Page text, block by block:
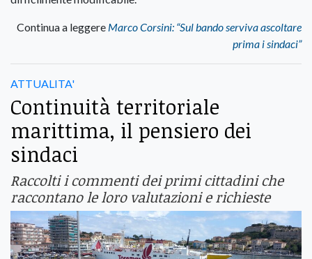
Continua a leggere Marco Corsini: “Sul bando serviva ascoltare
prima i sindaci”
ATTUALITA'
Continuità territoriale
marittima, il pensiero dei
sindaci
Raccolti i commenti dei primi cittadini che
raccontano le loro valutazioni e richieste